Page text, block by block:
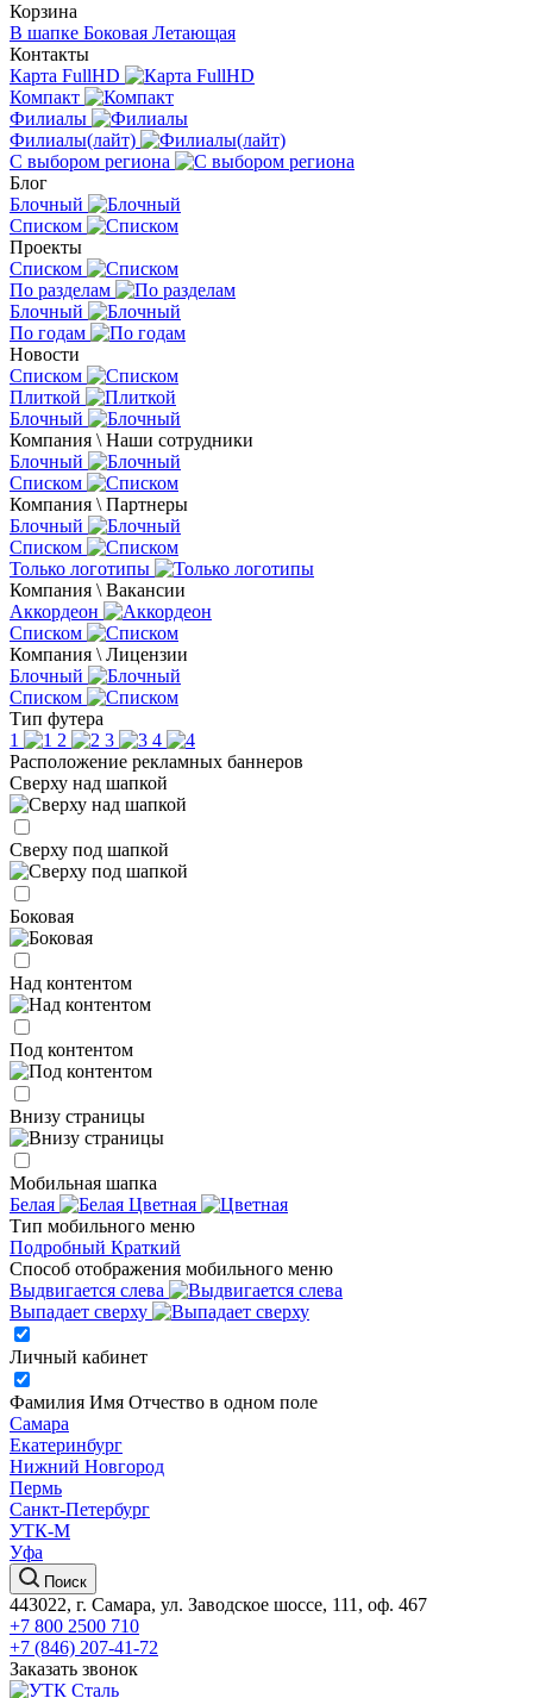
Корзина
В шапке Боковая Летающая
Контакты
Карта FullHD
Компакт
Филиалы
Филиалы(лайт)
С выбором региона
Блог
Блочный
Списком
Проекты
Списком
По разделам
Блочный
По годам
Новости
Списком
Плиткой
Блочный
Компания \ Наши сотрудники
Блочный
Списком
Компания \ Партнеры
Блочный
Списком
Только логотипы
Компания \ Вакансии
Аккордеон
Списком
Компания \ Лицензии
Блочный
Списком
Тип футера
1
2 3
4
Расположение рекламных баннеров
Сверху над шапкой
Сверху под шапкой
Боковая
Над контентом
Под контентом
Внизу страницы
Мобильная шапка
Белая
Цветная
Тип мобильного меню
Подробный Краткий
Способ отображения мобильного меню
Выдвигается слева
Выпадает сверху
Личный кабинет
Фамилия Имя Отчество в одном поле
Самара
Екатеринбург
Нижний Новгород
Пермь
Санкт-Петербург
УТК-М
Уфа
Поиск
443022, г. Самара, ул. Заводское шоссе, 111, оф. 467
+7 800 2500 710
+7 (846) 207-41-72
Заказать звонок